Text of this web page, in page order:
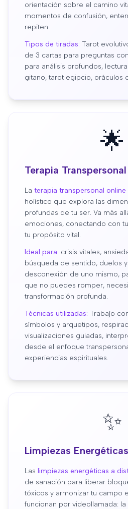
orientación sobre el camino
momentos de confusión,
repiten.
Tipos de tiradas: Tarot
de 3 cartas para preguntas
para análisis profundos,
gitano, tarot egipcio, oráculos
🌟
Terapia Transpersonal
La terapia transpersonal online
holístico que explora las
profundas de tu ser. Va más
emociones, conectando con
tu propósito vital.
Ideal para: crisis vitales,
búsqueda de sentido, duelos
desconexión de uno mismo,
que no puedes romper,
transformación profunda.
Técnicas utilizadas: Trabajo
símbolos y arquetipos,
visualizaciones guiadas,
desde el enfoque
experiencias espirituales.
✨
Limpiezas Energéticas
Las limpiezas energéticas a
de sanación para liberar
tóxicos y armonizar tu campo
funcionan por videollamada: